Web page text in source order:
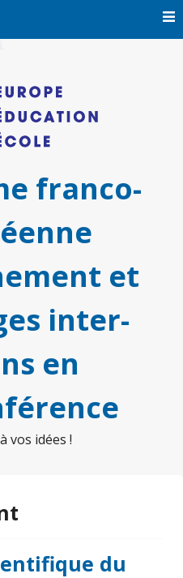
franco-
et
inter-
en
vos idées !
du